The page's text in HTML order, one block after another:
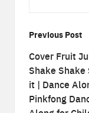
Post
Previous Post
Cover Fruit
Shake Shake
it | Dance
Pinkfong